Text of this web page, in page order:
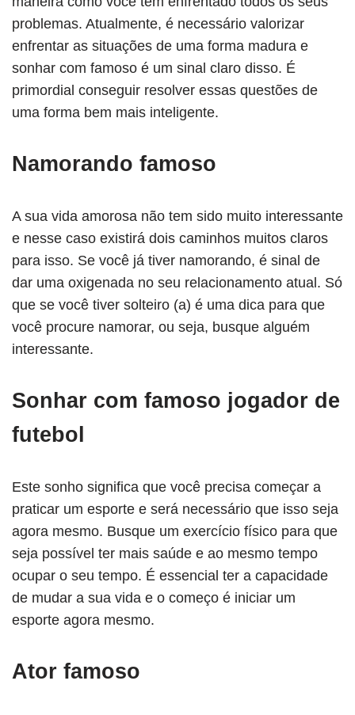
problemas. Atualmente, é necessário valorizar
enfrentar as situações de uma forma madura e
sonhar com famoso é um sinal claro disso. É
primordial conseguir resolver essas questões de
uma forma bem mais inteligente.
Namorando famoso
A sua vida amorosa não tem sido muito interessante
e nesse caso existirá dois caminhos muitos claros
para isso. Se você já tiver namorando, é sinal de
dar uma oxigenada no seu relacionamento atual. Só
que se você tiver solteiro (a) é uma dica para que
você procure namorar, ou seja, busque alguém
interessante.
Sonhar com famoso jogador de
futebol
Este sonho significa que você precisa começar a
praticar um esporte e será necessário que isso seja
agora mesmo. Busque um exercício físico para que
seja possível ter mais saúde e ao mesmo tempo
ocupar o seu tempo. É essencial ter a capacidade
de mudar a sua vida e o começo é iniciar um
esporte agora mesmo.
Ator famoso